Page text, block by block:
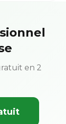
en 2